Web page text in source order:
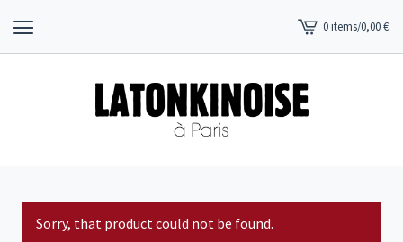
View
cart
0 items/0,00€
Sorry, that product could not be found.